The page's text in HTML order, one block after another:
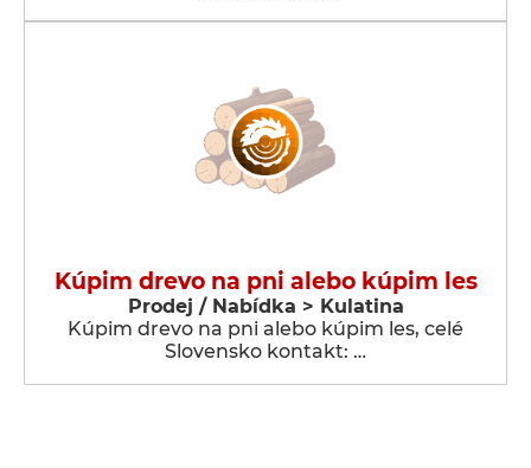
Kúpim drevo na pni alebo kúpim les
Prodej / Nabídka > Kulatina
Kúpim drevo na pni alebo kúpim les, celé
Slovensko kontakt: …